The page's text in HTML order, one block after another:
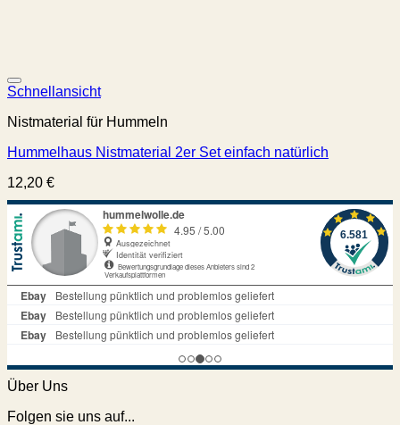
Schnellansicht
Nistmaterial für Hummeln
Hummelhaus Nistmaterial 2er Set einfach natürlich
12,20 €
Über Uns
Folgen sie uns auf...